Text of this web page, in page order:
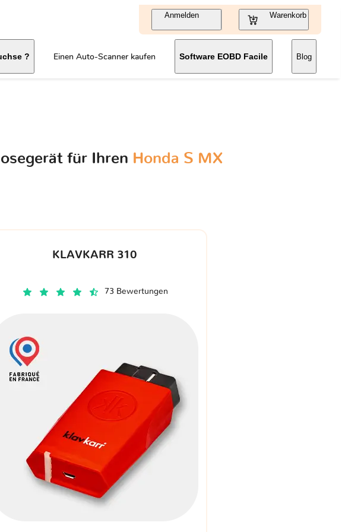
Anmelden Warenkorb
? Einen Auto-Scanner kaufen Software EOBD Facile Blog
für Ihren Honda S MX
KLAVKARR 310
73 Bewertungen